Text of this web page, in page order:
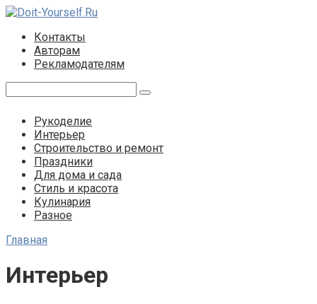
Перейти
контентуКонтакты
Авторам
Рекламодателям
Рукоделие
Интерьер
Строительство и ремонт
Праздники
Для дома и сада
Стиль и красота
Кулинария
Разное
Главная
Интерьер